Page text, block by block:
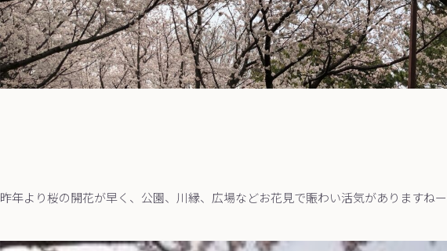
昨年より桜の開花が早く、公園、川縁、広場などお花見で賑わい活気がありますね